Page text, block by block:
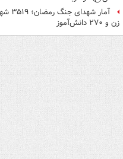
زن و ۲۷۰ دانش‌آموز